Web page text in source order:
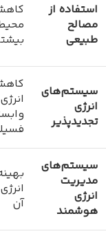
استفاده از
مصالح
طبیعی
سیستم‌های
انرژی
تجدیدپذیر
سیستم‌های
مدیریت
انرژی
هوشمند
آن